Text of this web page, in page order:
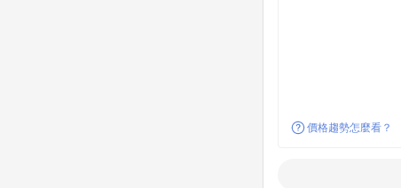
價格趨勢怎麼看？